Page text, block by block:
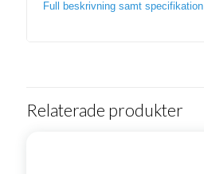
Full beskrivning samt
Relaterade produkter